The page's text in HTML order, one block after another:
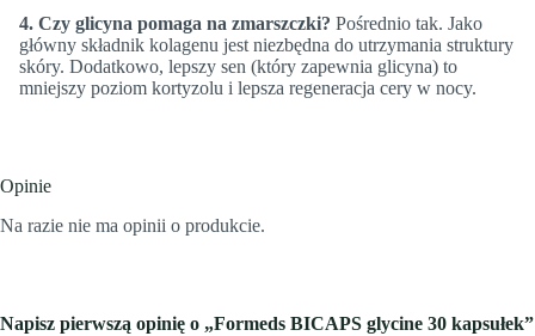
4. Czy glicyna pomaga na zmarszczki? Pośrednio tak. Jako
główny składnik kolagenu jest niezbędna do utrzymania struktury
skóry. Dodatkowo, lepszy sen (który zapewnia glicyna) to
mniejszy poziom kortyzolu i lepsza regeneracja cery w nocy.
Opinie
Na razie nie ma opinii o produkcie.
Napisz pierwszą opinię o „Formeds BICAPS glycine 30 kapsułek”